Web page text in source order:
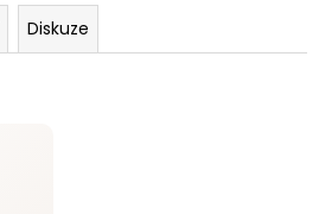
Diskuze